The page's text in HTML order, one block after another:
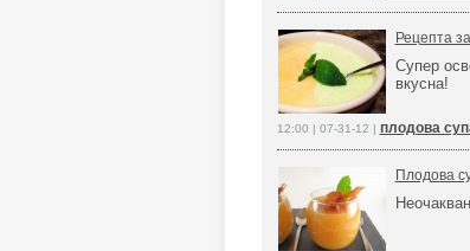
Рецепта
Супер
вкусна!
12:00 | 07-31-12 | плодова
Плодова